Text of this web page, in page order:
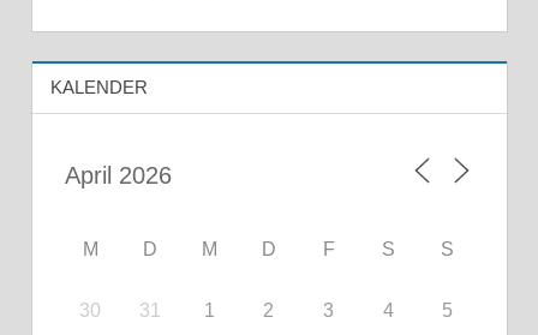
KALENDER
M D M D F S S
30 31 1 2 3 4 5